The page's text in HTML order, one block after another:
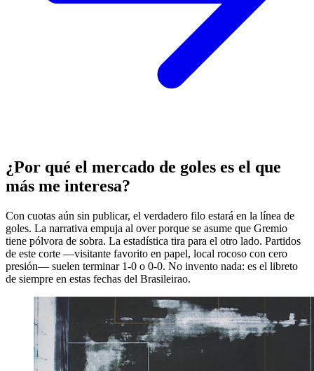
¿Por qué el mercado de goles es el que
más me interesa?
Con cuotas aún sin publicar, el verdadero filo estará en la línea de
goles. La narrativa empuja al over porque se asume que Gremio
tiene pólvora de sobra. La estadística tira para el otro lado. Partidos
de este corte —visitante favorito en papel, local rocoso con cero
presión— suelen terminar 1-0 o 0-0. No invento nada: es el libreto
de siempre en estas fechas del Brasileirao.